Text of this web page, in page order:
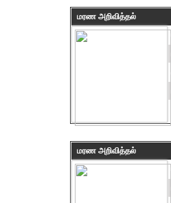
மரண அறிவித்தல்
மரண அறிவித்தல்